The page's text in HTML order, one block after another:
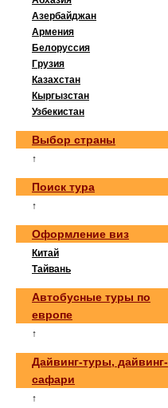
Азербайджан
Армения
Белоруссия
Грузия
Казахстан
Кыргызстан
Узбекистан
Выбор страны
↑
Поиск тура
↑
Оформление виз
Китай
Тайвань
Автобусные туры по
европе
↑
Дайвинг-туры, дайвинг-
сафари
↑